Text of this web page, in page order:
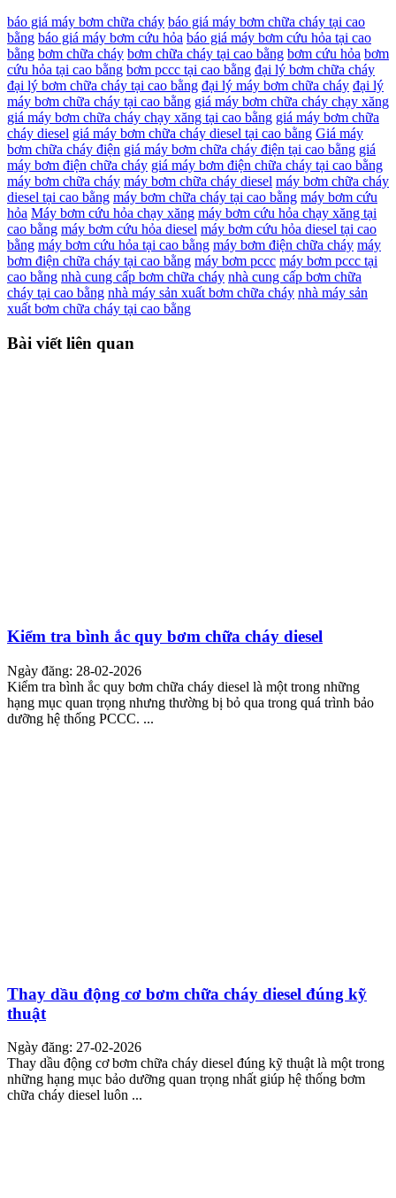
báo giá máy bơm chữa cháy báo giá máy bơm chữa cháy tại cao
bằng báo giá máy bơm cứu hỏa báo giá máy bơm cứu hỏa tại cao
bằng bơm chữa cháy bơm chữa cháy tại cao bằng bơm cứu hỏa bơm
cứu hỏa tại cao bằng bơm pccc tại cao bằng đại lý bơm chữa cháy
đại lý bơm chữa cháy tại cao bằng đại lý máy bơm chữa cháy đại lý
máy bơm chữa cháy tại cao bằng giá máy bơm chữa cháy chạy xăng
giá máy bơm chữa cháy chạy xăng tại cao bằng giá máy bơm chữa
cháy diesel giá máy bơm chữa cháy diesel tại cao bằng Giá máy
bơm chữa cháy điện giá máy bơm chữa cháy điện tại cao bằng giá
máy bơm điện chữa cháy giá máy bơm điện chữa cháy tại cao bằng
máy bơm chữa cháy máy bơm chữa cháy diesel máy bơm chữa cháy
diesel tại cao bằng máy bơm chữa cháy tại cao bằng máy bơm cứu
hỏa Máy bơm cứu hỏa chạy xăng máy bơm cứu hỏa chạy xăng tại
cao bằng máy bơm cứu hỏa diesel máy bơm cứu hỏa diesel tại cao
bằng máy bơm cứu hỏa tại cao bằng máy bơm điện chữa cháy máy
bơm điện chữa cháy tại cao bằng máy bơm pccc máy bơm pccc tại
cao bằng nhà cung cấp bơm chữa cháy nhà cung cấp bơm chữa
cháy tại cao bằng nhà máy sản xuất bơm chữa cháy nhà máy sản
xuất bơm chữa cháy tại cao bằng
Bài viết liên quan
Kiểm tra bình ắc quy bơm chữa cháy diesel
Ngày đăng: 28-02-2026
Kiểm tra bình ắc quy bơm chữa cháy diesel là một trong những
hạng mục quan trọng nhưng thường bị bỏ qua trong quá trình bảo
dưỡng hệ thống PCCC. ...
Thay dầu động cơ bơm chữa cháy diesel đúng kỹ
thuật
Ngày đăng: 27-02-2026
Thay dầu động cơ bơm chữa cháy diesel đúng kỹ thuật là một trong
những hạng mục bảo dưỡng quan trọng nhất giúp hệ thống bơm
chữa cháy diesel luôn ...